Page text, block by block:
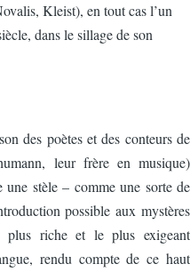
Kleist), en tout cas l’un
dans le sillage de son
des poètes et des conteurs de
leur frère en musique)
stèle – comme une sorte de
possible aux mystères
plus riche et le plus exigeant
rendu compte de ce haut